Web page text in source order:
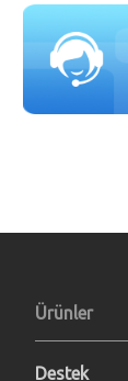
Ürünler
Destek